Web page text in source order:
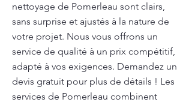
nettoyage de Pomerleau sont clairs,
sans surprise et ajustés à la nature de
votre projet. Nous vous offrons un
service de qualité à un prix compétitif,
adapté à vos exigences. Demandez un
devis gratuit pour plus de détails ! Les
services de Pomerleau combinent